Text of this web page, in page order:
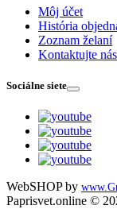
Môj účet
História
Zoznam želaní
Kontaktujte nás
Sociálne siete
WebSHOP by
Paprisvet.online ©